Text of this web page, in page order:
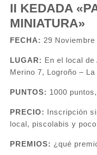
II KEDADA
MINIATURA»
FECHA: 29 Noviembre
LUGAR: En el local
Merino 7, Logroño – La
PUNTOS: 1000
PRECIO: Inscripción
local, piscolabis y
PREMIOS: ¿qué